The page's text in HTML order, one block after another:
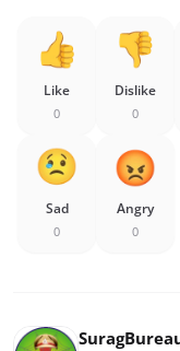
Like
0
Dislike
0
Sad
0
Angry
0